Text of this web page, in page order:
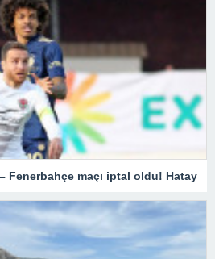
Fenerbahçe maçı iptal oldu! Hatay